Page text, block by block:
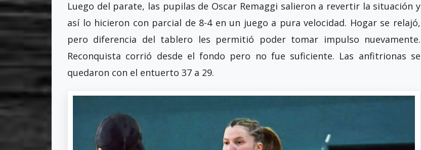
Luego del parate, las pupilas de Oscar Remaggi salieron a revertir la situación y
así lo hicieron con parcial de 8-4 en un juego a pura velocidad. Hogar se relajó,
pero diferencia del tablero les permitió poder tomar impulso nuevamente.
Reconquista corrió desde el fondo pero no fue suficiente. Las anfitrionas se
quedaron con el entuerto 37 a 29.